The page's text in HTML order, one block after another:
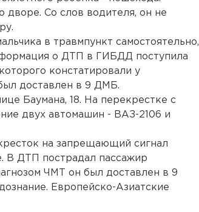
дворе. Со слов водителя, он не
в травмпункт самостоятельно,
о ДТП в ГИБДД поступила
констатировали у
доставлен в 9 ДМБ.
Баумана, 18. На перекрестке с
двух автомашин - ВАЗ-2106 и
на запрещающий сигнал
В ДТП пострадал пассажир
ЧМТ он был доставлен в 9
Европейско-Азиатские